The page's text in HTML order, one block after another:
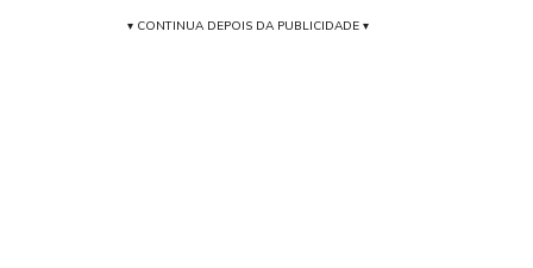
▾ CONTINUA DEPOIS DA PUBLICIDADE ▾